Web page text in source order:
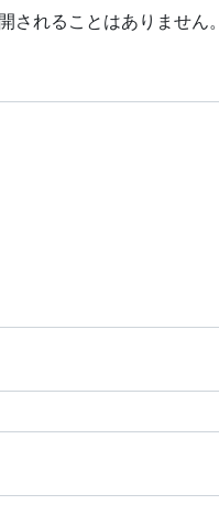
されることはありません。